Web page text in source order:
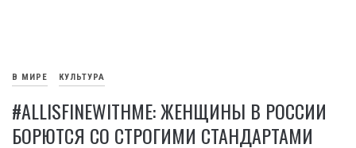
В МИРЕ КУЛЬТУРА
#ALLISFINEWITHME: ЖЕНЩИНЫ В РОССИИ
БОРЮТСЯ СО СТРОГИМИ СТАНДАРТАМИ